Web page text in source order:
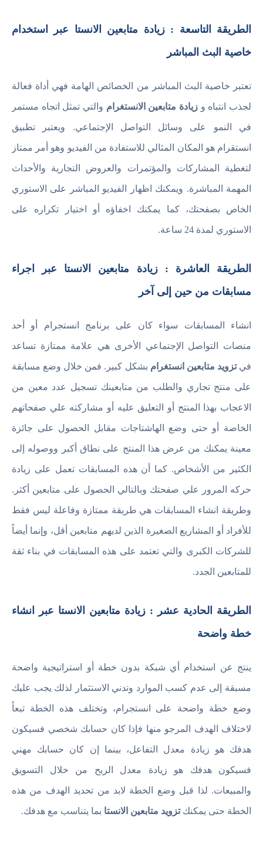
الطريقة التاسعة : زيادة متابعين الانستا عبر استخدام
خاصية البث المباشر
تعتبر خاصية البث المباشر من الخصائص الهامة فهي أداة فعالة
لجذب انتباه و زيادة متابعين الانستغرام والتي تمثل اتجاه مستمر
في النمو على وسائل التواصل الإجتماعي. ويعتبر تطبيق
انستقرام هو المكان المثالي للاستفادة من الفيديو وهو أمر ممتاز
لتغطية المشاركات والمؤتمرات والعروض التجارية والأحداث
المهمة المباشرة. ويمكنك اظهار الفيديو المباشر على الاستوري
الخاص بصفحتك، كما يمكنك اخفاؤه أو اختيار تكراره على
الاستوري لمدة 24 ساعة.
الطريقة العاشرة : زيادة متابعين الانستا عبر اجراء
مسابقات من حين إلى آخر
انشاء المسابقات سواء كان على برنامج انستجرام أو أحد
منصات التواصل الإجتماعي الأخرى هي علامة ممتازة تساعد
فيتزويد متابعين انستغرام بشكل كبير. فمن خلال وضع مسابقة
على منتج تجاري والطلب من متابعينك تسجيل عدد معين من
الاعجاب بهذا المنتج أو التعليق عليه أو مشاركته علي صفحاتهم
الخاصة أو حتى وضع الهاشتاجات مقابل الحصول على جائزة
معينة يمكنك من عرض هذا المنتج على نطاق أكبر ووصوله إلى
الكثير من الأشخاص. كما أن هذه المسابقات تعمل على زيادة
حركه المرور علي صفحتك وبالتالي الحصول على متابعين أكثر.
وطريقة انشاء المسابقات هي طريقة ممتازة وفاعلة ليس فقط
للأفراد أو المشاريع الصغيرة الذين لديهم متابعين أقل، وإنما أيضاً
للشركات الكبرى والتي تعتمد على هذه المسابقات في بناء ثقة
للمتابعين الجدد.
الطريقة الحادية عشر : زيادة متابعين الانستا عبر انشاء
خطة واضحة
ينتج عن استخدام أي شبكة بدون خطة أو استراتيجية واضحة
مسبقة إلى عدم كسب الموارد وتدني الاستثمار لذلك يجب عليك
وضع خطة واضحة على انستجرام، وتختلف هذه الخطة تبعاً
لاختلاف الهدف المرجو منها فإذا كان حسابك شخصي فسيكون
هدفك هو زيادة معدل التفاعل، بينما إن كان حسابك مهني
فسيكون هدفك هو زيادة معدل الربح من خلال التسويق
والمبيعات. لذا قبل وضع الخطة لابد من تحديد الهدف من هذه
الخطة حتى يمكنكتزويد متابعين الانستا بما يتناسب مع هدفك.